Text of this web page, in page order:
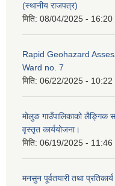
(स्थानीय राजपत्र)
मिति: 08/04/2025 - 16:20
Rapid Geohazard
Ward no. 7
मिति: 06/22/2025 - 10:22
मोलुङ गाउँपालिकाको लैङ्गिक
वृस्तृत कार्ययोजना।
मिति: 06/19/2025 - 11:46
मनसुन पूर्वतयारी तथा